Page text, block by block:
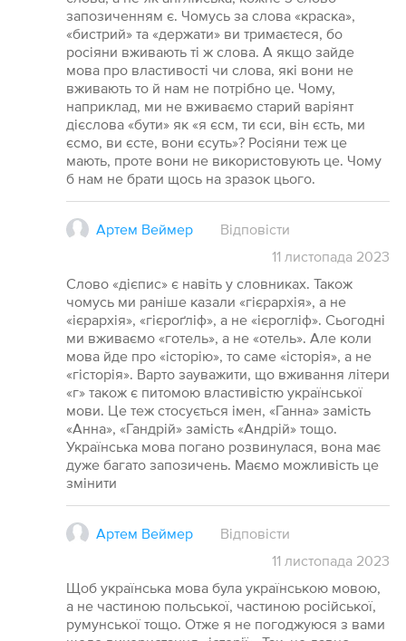
запозиченням є. Чомусь за слова «краска»,
«бистрий» та «держати» ви тримаєтеся, бо
росіяни вживають ті ж слова. А якщо зайде
мова про властивості чи слова, які вони не
вживають то й нам не потрібно це. Чому,
наприклад, ми не вживаємо старий варіянт
дієслова «бути» як «я єсм, ти єси, він єсть, ми
єсмо, ви єсте, вони єсуть»? Росіяни теж це
мають, проте вони не використовують це. Чому
б нам не брати щось на зразок цього.
Артем Веймер
Відповісти
11 листопада 2023
Слово «дієпис» є навіть у словниках. Також
чомусь ми раніше казали «гієрархія», а не
«ієрархія», «гієроґліф», а не «ієрогліф». Сьогодні
ми вживаємо «готель», а не «отель». Але коли
мова йде про «історію», то саме «історія», а не
«гісторія». Варто зауважити, що вживання літери
«г» також є питомою властивістю української
мови. Це теж стосується імен, «Ганна» замість
«Анна», «Гандрій» замість «Андрій» тощо.
Українська мова погано розвинулася, вона має
дуже багато запозичень. Маємо можливість це
змінити
Артем Веймер
Відповісти
11 листопада 2023
Щоб українська мова була українською мовою,
а не частиною польської, частиною російської,
румунської тощо. Отже я не погоджуюся з вами